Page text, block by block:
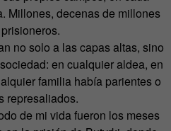
Millones, decenas de millones
no solo a las capas altas, sino
en cualquier aldea, en
familia había parientes o
represaliados.
de mi vida fueron los meses